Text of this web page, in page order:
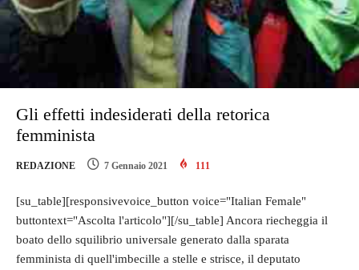
Gli effetti indesiderati della retorica
femminista
REDAZIONE 7 Gennaio 2021 111
[su_table][responsivevoice_button voice="Italian Female"
buttontext="Ascolta l'articolo"][/su_table] Ancora riecheggia il
boato dello squilibrio universale generato dalla sparata
femminista di quell'imbecille a stelle e strisce, il deputato